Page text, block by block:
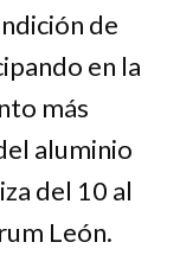
de
en la
más
aluminio
del 10 al
León.